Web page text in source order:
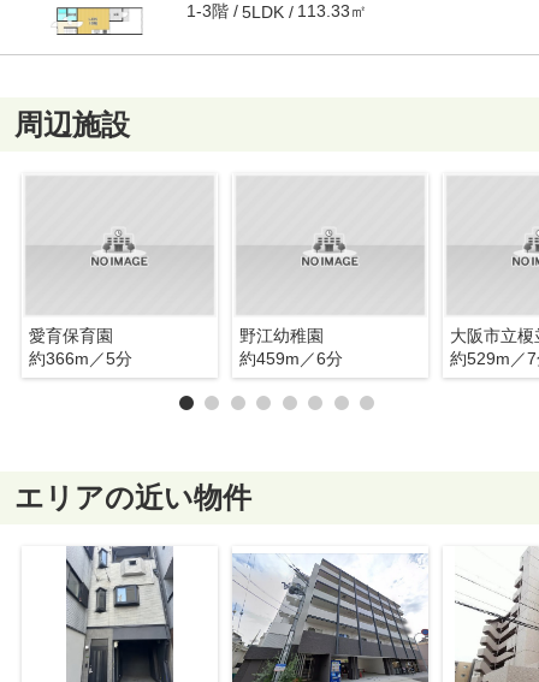
1-3階 5LDK 113.33㎡
周辺施設
愛育保育園
約366m／5分
野江幼稚園
約459m／6分
大阪市立榎
約529m／
エリアの近い物件